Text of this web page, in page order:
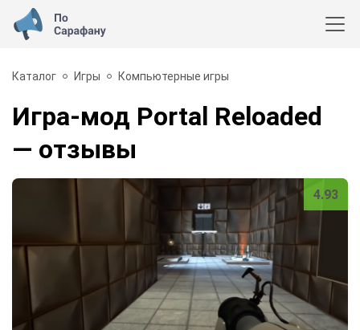
Каталог Игры Компьютерные игры
Игра-мод Portal Reloaded
— отзывы
4.93